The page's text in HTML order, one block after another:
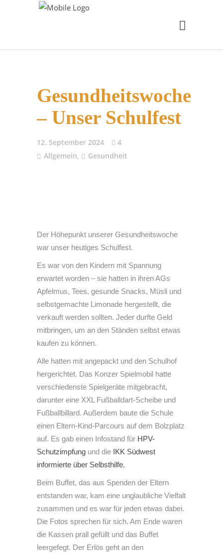
Gesundheitswoche
– Unser Schulfest
12. September 2024
4
Allgemein, Gesundheit
Der Höhepunkt unserer Gesundheitswoche
war unser heutiges Schulfest.
Es war von den Kindern mit Spannung
erwartet worden – sie hatten in ihren AGs
Apfelmus, Tees, gesunde Snacks, Müsli und
selbstgemachte Limonade hergestellt, die
verkauft werden sollten. Jeder durfte Geld
mitbringen, um an den Ständen selbst etwas
kaufen zu können.
Alle hatten mit angepackt und den Schulhof
hergerichtet. Das Konzer Spielmobil hatte
verschiedenste Spielgeräte mitgebracht,
darunter eine XXL Fußballdart-Scheibe und
Fußballbillard. Außerdem baute die Schule
einen Eltern-Kind-Parcours auf dem Bolzplatz
auf. Es gab einen Infostand für HPV-
Schutzimpfung und die IKK Südwest
informierte über Selbsthilfe.
Beim Buffet, das aus Spenden der Eltern
entstanden war, kam eine unglaubliche Vielfalt
zusammen und es war für jeden etwas dabei.
Die Fotos sprechen für sich. Am Ende waren
die Kassen prall gefüllt und das Buffet
leergefegt. Der Erlös geht an den